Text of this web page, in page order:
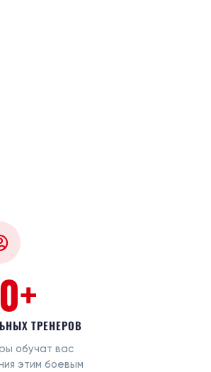
ТРЕНЕРОВ
обучат вас
этим боевым